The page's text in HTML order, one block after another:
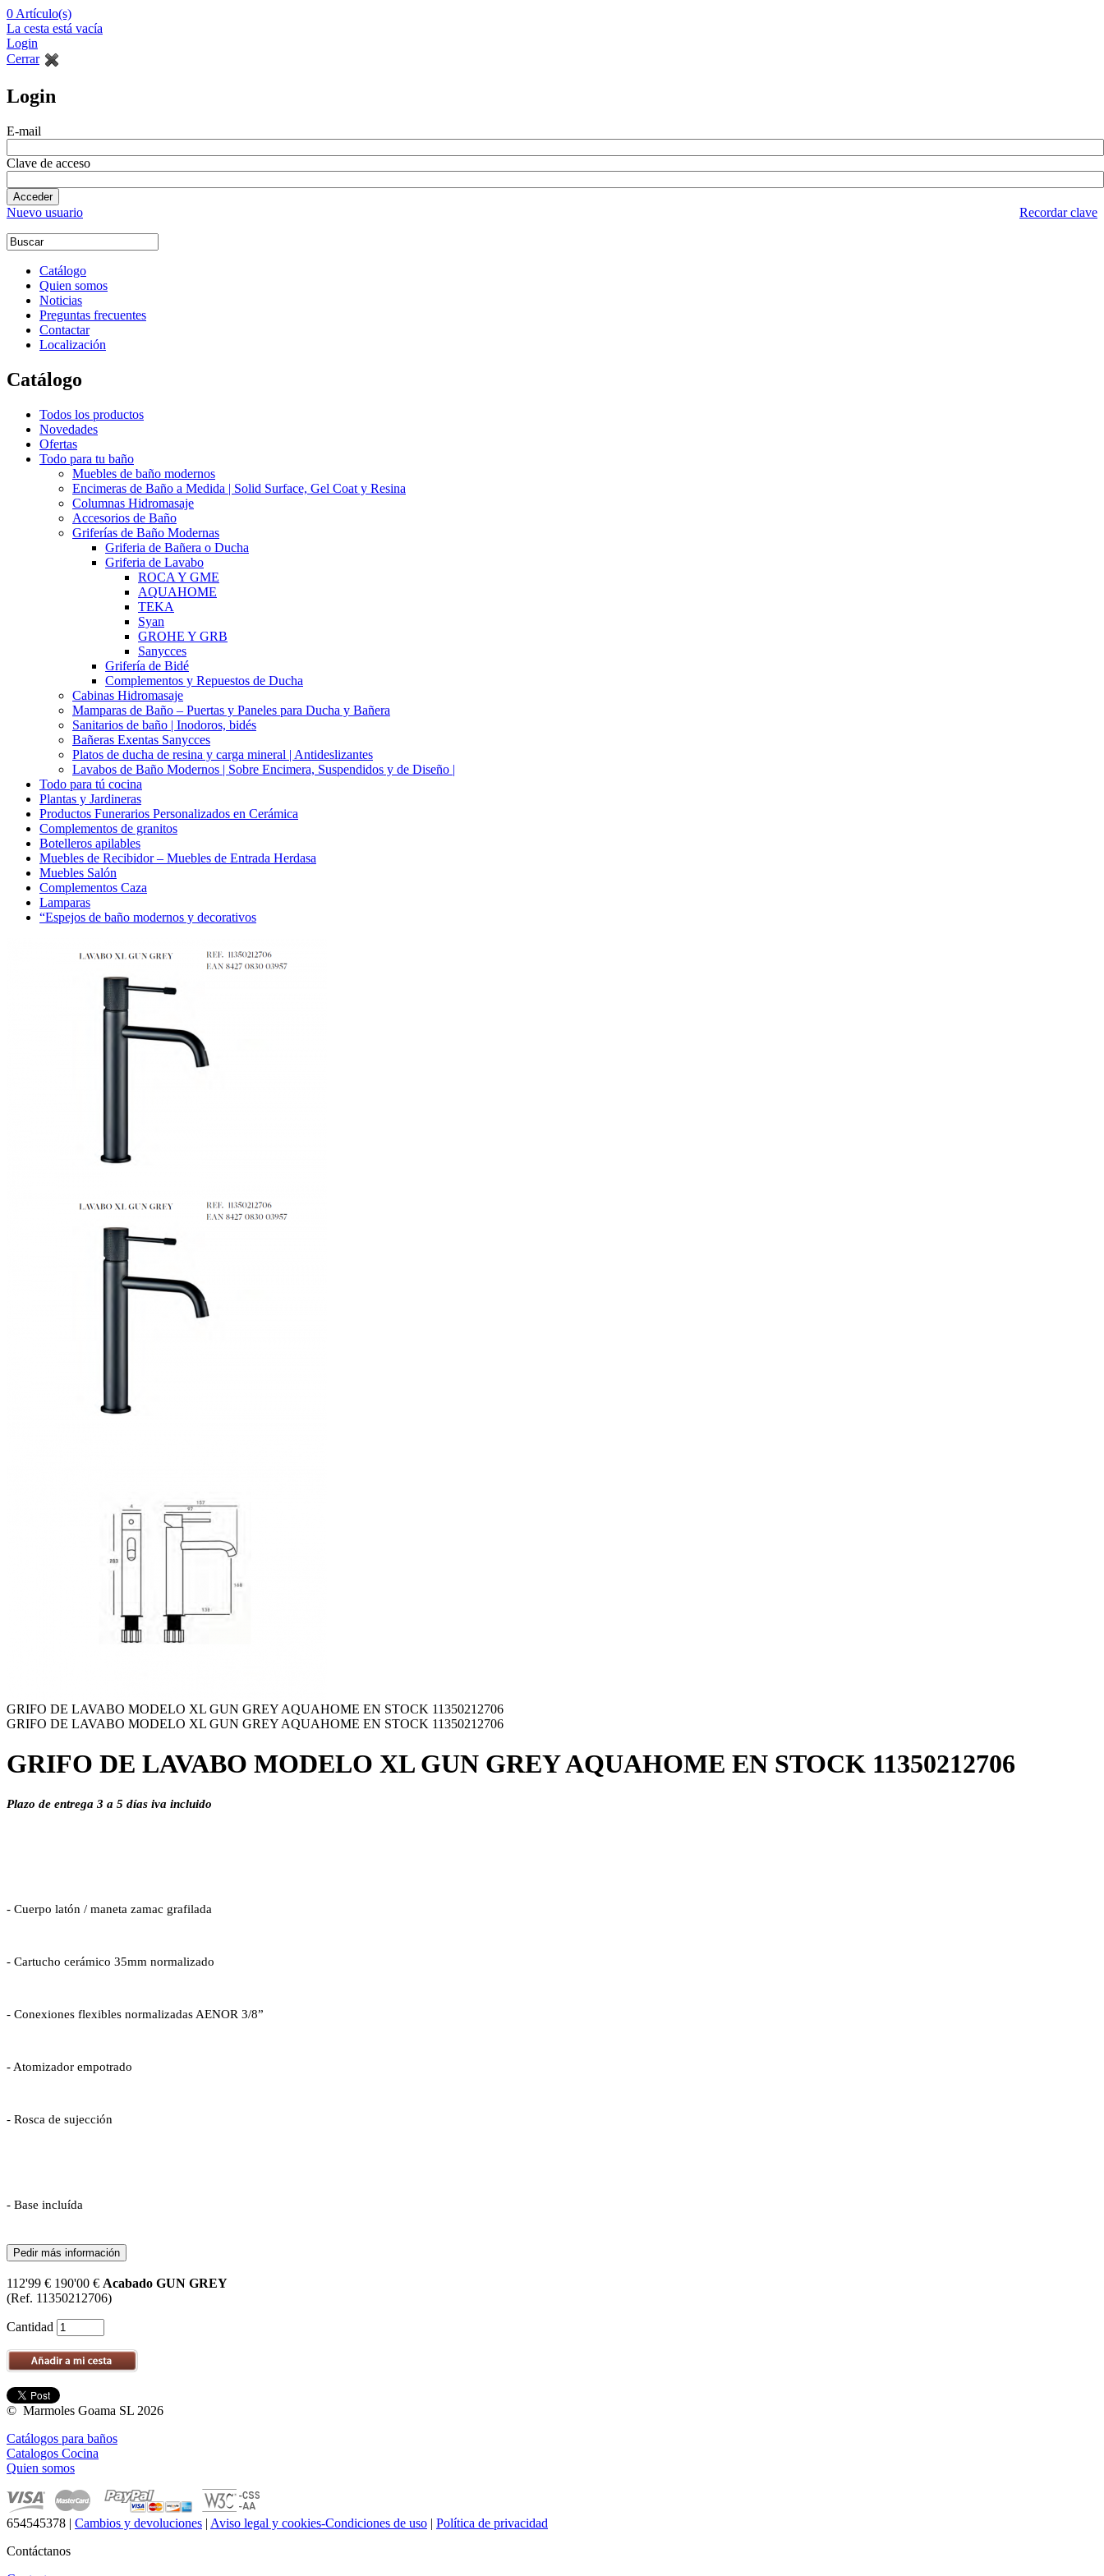
0 Artículo(s)
La cesta está vacía
Login
Cerrar
Login
E-mail
Clave de acceso
Nuevo usuario Recordar clave
Catálogo
Quien somos
Noticias
Preguntas frecuentes
Contactar
Localización
Catálogo
Todos los productos
Novedades
Ofertas
Todo para tu baño
Muebles de baño modernos
Encimeras de Baño a Medida | Solid Surface, Gel Coat y Resina
Columnas Hidromasaje
Accesorios de Baño
Griferías de Baño Modernas
Griferia de Bañera o Ducha
Griferia de Lavabo
ROCA Y GME
AQUAHOME
TEKA
Syan
GROHE Y GRB
Sanycces
Grifería de Bidé
Complementos y Repuestos de Ducha
Cabinas Hidromasaje
Mamparas de Baño – Puertas y Paneles para Ducha y Bañera
Sanitarios de baño | Inodoros, bidés
Bañeras Exentas Sanycces
Platos de ducha de resina y carga mineral | Antideslizantes
Lavabos de Baño Modernos | Sobre Encimera, Suspendidos y de Diseño |
Todo para tú cocina
Plantas y Jardineras
Productos Funerarios Personalizados en Cerámica
Complementos de granitos
Botelleros apilables
Muebles de Recibidor – Muebles de Entrada Herdasa
Muebles Salón
Complementos Caza
Lamparas
“Espejos de baño modernos y decorativos
GRIFO DE LAVABO MODELO XL GUN GREY AQUAHOME EN STOCK 11350212706
GRIFO DE LAVABO MODELO XL GUN GREY AQUAHOME EN STOCK 11350212706
GRIFO DE LAVABO MODELO XL GUN GREY AQUAHOME EN STOCK 11350212706
Plazo de entrega 3 a 5 días iva incluido
- Cuerpo latón / maneta zamac grafilada
- Cartucho cerámico 35mm normalizado
- Conexiones flexibles normalizadas AENOR 3/8”
- Atomizador empotrado
- Rosca de sujección
- Base incluída
Pedir más información
112'99 € 190'00 € Acabado GUN GREY
(Ref. 11350212706)
Cantidad
© Marmoles Goama SL 2026
Catálogos para baños
Catalogos Cocina
Quien somos
654545378 | Cambios y devoluciones | Aviso legal y cookies-Condiciones de uso | Política de privacidad
Contáctanos